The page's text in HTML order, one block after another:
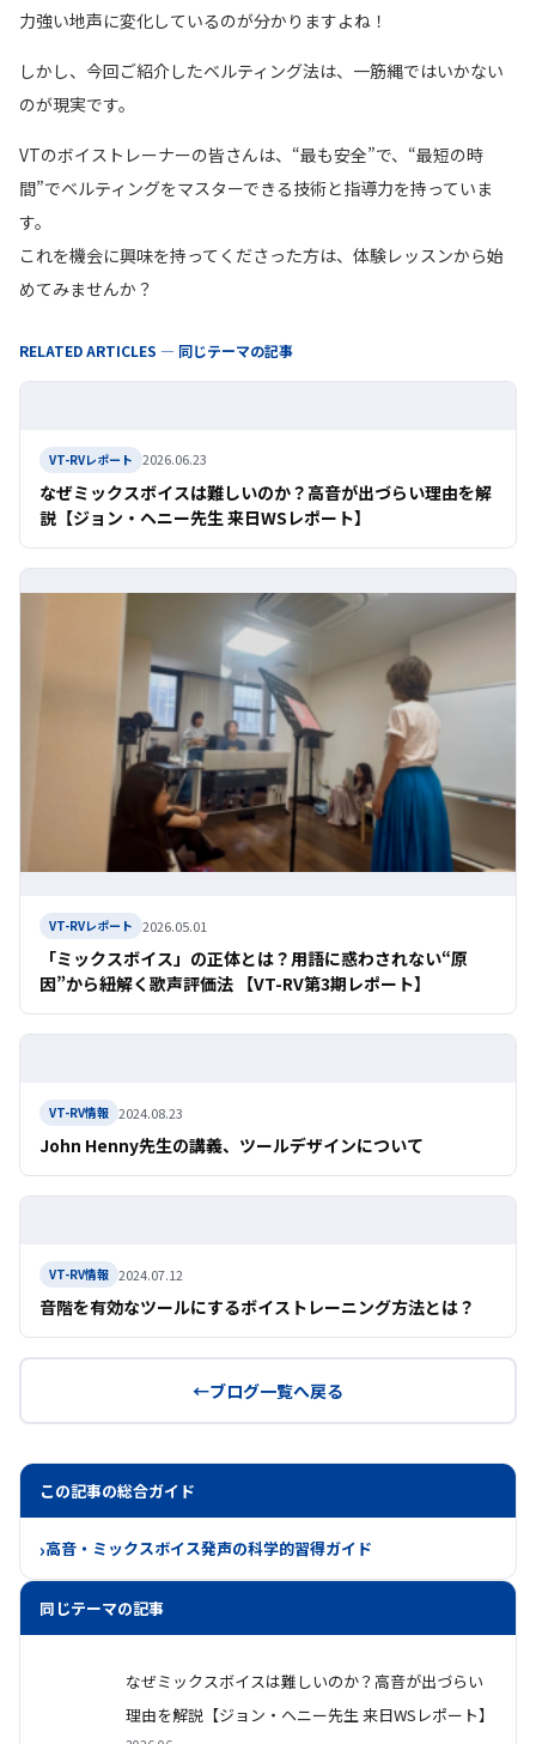
力強い地声に変化しているのが分かりますよね！
しかし、今回ご紹介したベルティング法は、一筋縄ではいかない
のが現実です。
VTのボイストレーナーの皆さんは、“最も安全”で、“最短の時
間”でベルティングをマスターできる技術と指導力を持っていま
す。
これを機会に興味を持ってくださった方は、体験レッスンから始
めてみませんか？
RELATED ARTICLES — 同じテーマの記事
VT-RVレポート 2026.06.23
なぜミックスボイスは難しいのか？高音が出づらい理由を解
説【ジョン・ヘニー先生 来日WSレポート】
VT-RVレポート 2026.05.01
「ミックスボイス」の正体とは？用語に惑わされない“原
因”から紐解く歌声評価法 【VT-RV第3期レポート】
VT-RV情報 2024.08.23
John Henny先生の講義、ツールデザインについて
VT-RV情報 2024.07.12
音階を有効なツールにするボイストレーニング方法とは？
ブログ一覧へ戻る
この記事の総合ガイド
高音・ミックスボイス発声の科学的習得ガイド
同じテーマの記事
なぜミックスボイスは難しいのか？高音が出づらい
理由を解説【ジョン・ヘニー先生 来日WSレポート】